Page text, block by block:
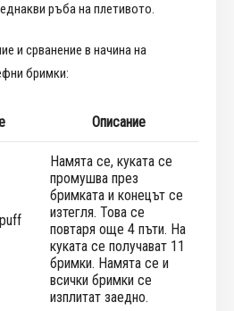
ръба на плетивото.
и срванение в начина на
бримки:
Описание
Намята се, куката се
промушва през
бримката и конецът се
изтегля. Това се
повтаря още 4 пъти. На
куката се получават 11
бримки. Намята се и
всички бримки се
изплитат заедно.